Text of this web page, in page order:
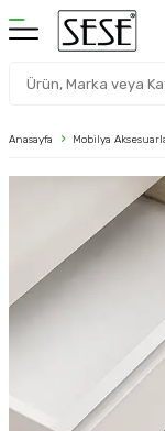
Anasayfa Mobilya